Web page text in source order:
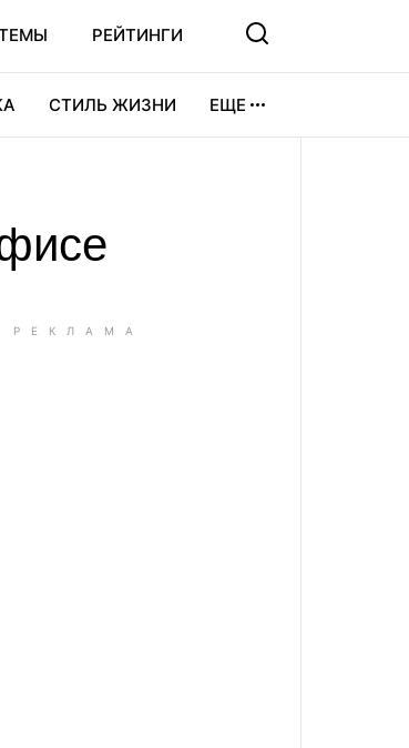
РЕЙТИНГИ
СТИЛЬ ЖИЗНИ ЕЩЕ